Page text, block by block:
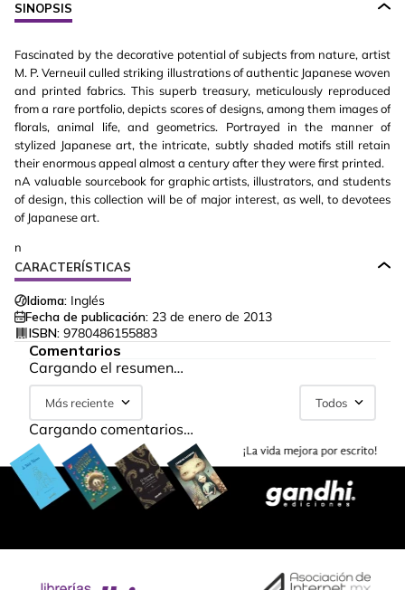
SINOPSIS
Fascinated by the decorative potential of subjects from nature, artist
M. P. Verneuil culled striking illustrations of authentic Japanese woven
and printed fabrics. This superb treasury, meticulously reproduced
from a rare portfolio, depicts scores of designs, among them images of
florals, animal life, and geometrics. Portrayed in the manner of
stylized Japanese art, the intricate, subtly shaded motifs still retain
their enormous appeal almost a century after they were first printed.
nA valuable sourcebook for graphic artists, illustrators, and students
of design, this collection will be of major interest, as well, to devotees
of Japanese art.
n
CARACTERÍSTICAS
Idioma: Inglés
Fecha de publicación: 23 de enero de 2013
ISBN: 9780486155883
Comentarios
Cargando el resumen…
Más reciente Todos
Cargando comentarios…